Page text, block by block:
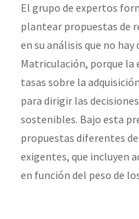
El grupo de expertos
plantear propuestas de
en su análisis que no
Matriculación, porque la
tasas sobre la
para dirigir las
sostenibles. Bajo esta
propuestas diferentes
exigentes, que incluyen
en función del peso de